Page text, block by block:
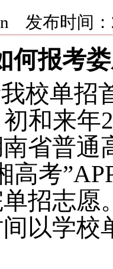
发布时间
何报考
校单招
和来年
省普通
高考
招志愿
以学校